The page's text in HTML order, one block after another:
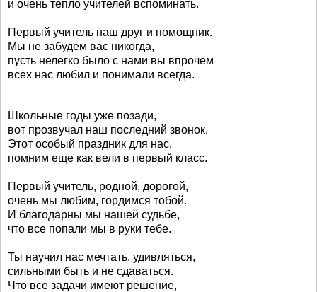
и очень тепло учителей вспоминать.
Первый учитель наш друг и помощник.
Мы не забудем вас никогда,
пусть нелегко было с нами вы впрочем
всех нас любил и понимали всегда.
Школьные годы уже позади,
вот прозвучал наш последний звонок.
Этот особый праздник для нас,
помним еще как вели в первый класс.
Первый учитель, родной, дорогой,
очень мы любим, гордимся тобой.
И благодарны мы нашей судьбе,
что все попали мы в руки тебе.
Ты научил нас мечтать, удивляться,
сильными быть и не сдаваться.
Что все задачи имеют решение,